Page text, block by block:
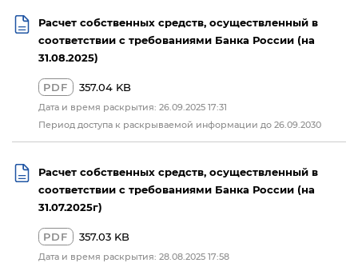
Расчет собственных средств, осуществленный в
соответствии с требованиями Банка России (на
31.08.2025)
PDF 357.04 KB
Дата и время раскрытия: 26.09.2025 17:31
Период доступа к раскрываемой информации до 26.09.2030
Расчет собственных средств, осуществленный в
соответствии с требованиями Банка России (на
31.07.2025г)
PDF 357.03 KB
Дата и время раскрытия: 28.08.2025 17:58